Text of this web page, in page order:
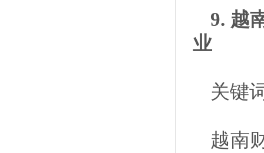
9. 越
业
关键
越南